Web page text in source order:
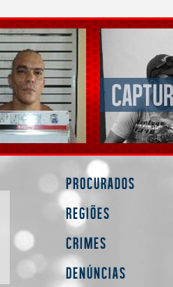
Procurados
Regiões
Crimes
Denúncias